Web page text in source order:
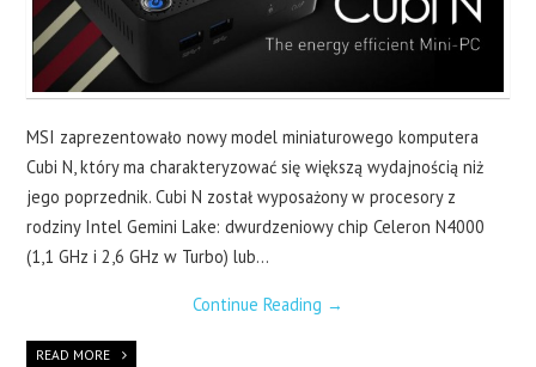
O NAS
MSI zaprezentowało nowy model miniaturowego komputera
Cubi N, który ma charakteryzować się większą wydajnością niż
jego poprzednik. Cubi N został wyposażony w procesory z
rodziny Intel Gemini Lake: dwurdzeniowy chip Celeron N4000
(1,1 GHz i 2,6 GHz w Turbo) lub…
Continue Reading →
READ MORE